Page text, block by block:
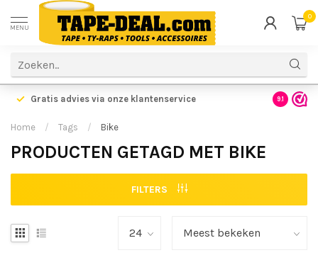
MENU
0
Gratis advies via onze klantenservice 9.1
Home / Tags / Bike
PRODUCTEN GETAGD MET BIKE
FILTERS